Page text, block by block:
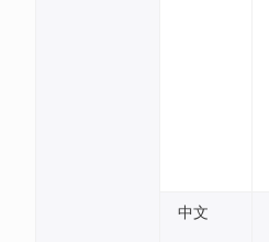
中文